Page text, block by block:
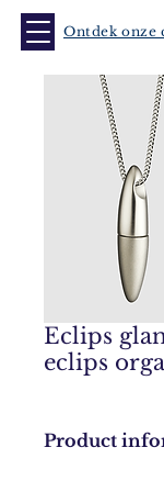
Ontdek onze
Eclips
eclips
Product